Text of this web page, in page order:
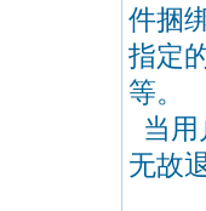
件捆
指定
等。
当
无故